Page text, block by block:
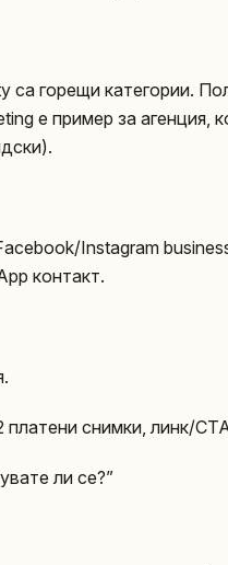
са горещи категории.
е пример за агенция,
Instagram
контакт.
снимки, линк/
ли се?”